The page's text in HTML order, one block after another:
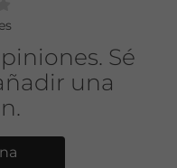
Sé
una